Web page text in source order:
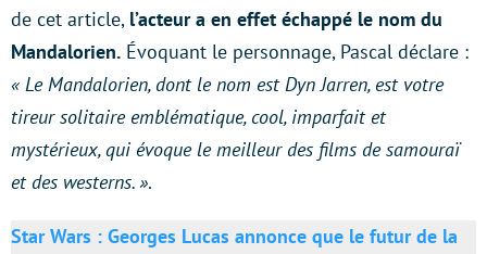
de cet article, l’acteur a en effet échappé le nom du
Mandalorien. Évoquant le personnage, Pascal déclare :
« Le Mandalorien, dont le nom est Dyn Jarren, est votre
tireur solitaire emblématique, cool, imparfait et
mystérieux, qui évoque le meilleur des films de samouraï
et des westerns. ».
Star Wars : Georges Lucas annonce que le futur de la